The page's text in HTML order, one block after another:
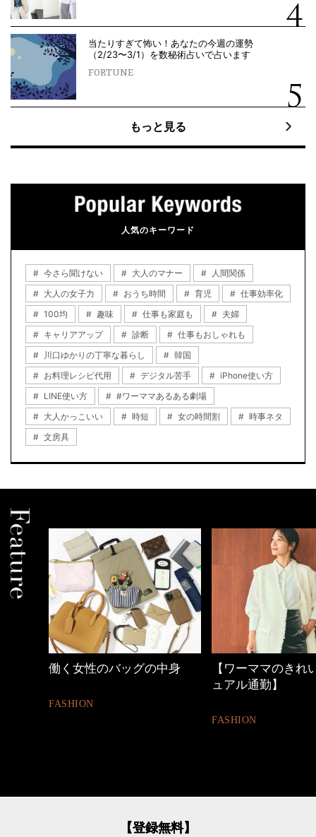
当たりすぎて怖い！あなたの今週の運勢
（2/23〜3/1）を数秘術占いで占います
FORTUNE
もっと見る
人気のキーワード
今さら聞けない 大人のマナー
人間関係
大人の女子力
おうち時間 育児
仕事効率化
100均
趣味 仕事も家庭も
夫婦
キャリアアップ
診断
仕事もおしゃれも
川口ゆかりの丁寧な暮らし
韓国
お料理レシピ代用
デジタル苦手
iPhone使い方
LINE使い方
#ワーママあるある劇場
大人かっこいい
時短 女の時間割
時事ネタ
文房具
働く女性のバッグの中身
FASHION
【ワーママのきれ
ュアル通勤】
FASHION
【登録無料】